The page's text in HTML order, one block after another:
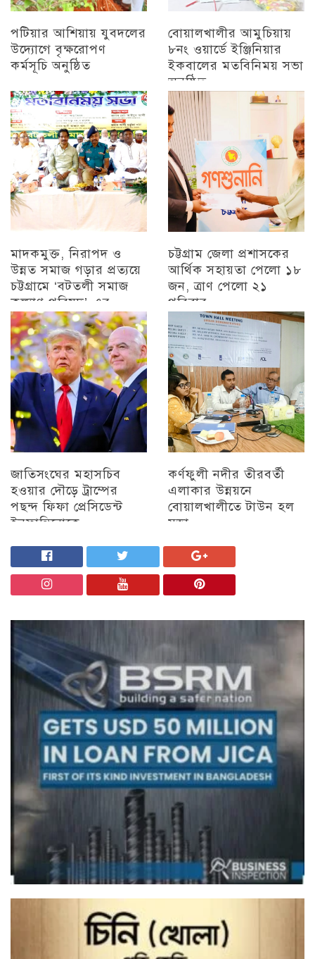
পটিয়ার আশিয়ায় যুবদলের
উদ্যোগে বৃক্ষরোপণ
কর্মসূচি অনুষ্ঠিত
বোয়ালখালীর আমুচিয়ায়
৮নং ওয়ার্ডে ইঞ্জিনিয়ার
ইকবালের মতবিনিময় সভা
অনুষ্ঠিত
চট্টগ্রাম
মাদকমুক্ত, নিরাপদ ও
উন্নত সমাজ গড়ার প্রত্যয়ে
চট্টগ্রামে ‘বটতলী সমাজ
কল্যাণ পরিষদ’-এর
মতবিনিময় সভা অনুষ্ঠিত
চট্টগ্রাম
চট্টগ্রাম জেলা প্রশাসকের
আর্থিক সহায়তা পেলো ১৮
জন, ত্রাণ পেলো ২১
পরিবার
চট্টগ্রাম
জাতিসংঘের মহাসচিব
হওয়ার দৌড়ে ট্রাম্পের
পছন্দ ফিফা প্রেসিডেন্ট
ইনফান্তিনোকে
চট্টগ্রাম
কর্ণফুলী নদীর তীরবর্তী
এলাকার উন্নয়নে
বোয়ালখালীতে টাউন হল
সভা
চট্টগ্রাম